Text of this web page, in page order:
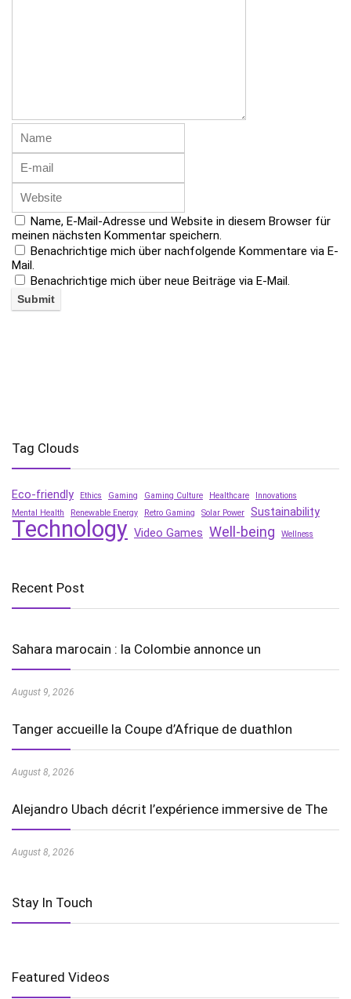
Name, E-Mail-Adresse und Website in diesem Browser für
meinen nächsten Kommentar speichern.
Benachrichtige mich über nachfolgende Kommentare via E-
Mail.
Benachrichtige mich über neue Beiträge via E-Mail.
Tag Clouds
Eco-friendly Ethics Gaming Gaming Culture Healthcare
Innovations
Mental Health
Renewable Energy Retro Gaming Solar Power Sustainability
Technology Video Games Well-being Wellness
Recent Post
Sahara marocain : la Colombie annonce un
August 9, 2026
Tanger accueille la Coupe d’Afrique de duathlon
August 8, 2026
Alejandro Ubach décrit l’expérience immersive de The
August 8, 2026
Stay In Touch
Featured Videos